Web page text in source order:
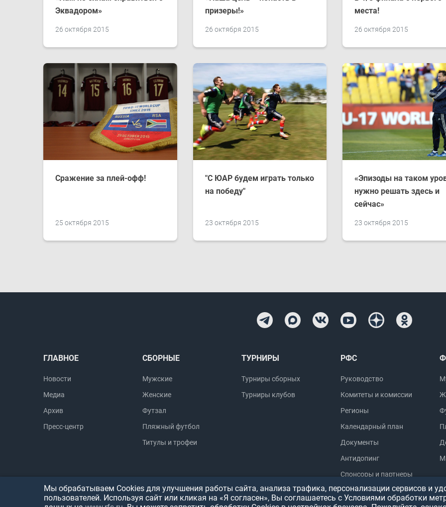
26 октября 2015
Эквадором»
26 октября 2015
призеры!»
26 октября 2015
места!
25 октября 2015
Сражение за плей-офф!
23 октября 2015
"С ЮАР будем играть только
на победу"
23 октября 2015
«Эпизоды на таком
нужно решать здесь и
сейчас»
ГЛАВНОЕ
Новости
Медиа
Архив
Пресс-центр
СБОРНЫЕ
Мужские
Женские
Футзал
Пляжный футбол
Титулы и трофеи
ТУРНИРЫ
Турниры сборных
Турниры клубов
РФС
Руководство
Комитеты и комиссии
Регионы
Календарный план
Документы
Антидопинг
Спонсоры и партнеры
Мы обрабатываем Cookies для улучшения работы сайта, анализа трафика, персонализации сервисов и
пользователей. Используя сайт или кликая на «Я согласен», Вы соглашаетесь с Условиями обработки